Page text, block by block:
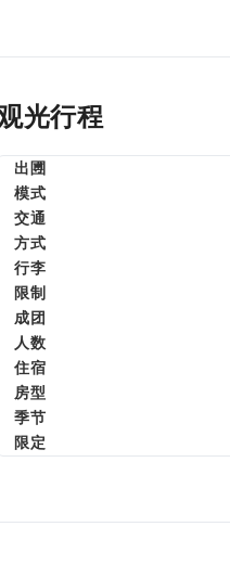
光行程
出圑
模式
交通
方式
行李
限制
成团
人数
住宿
房型
季节
限定